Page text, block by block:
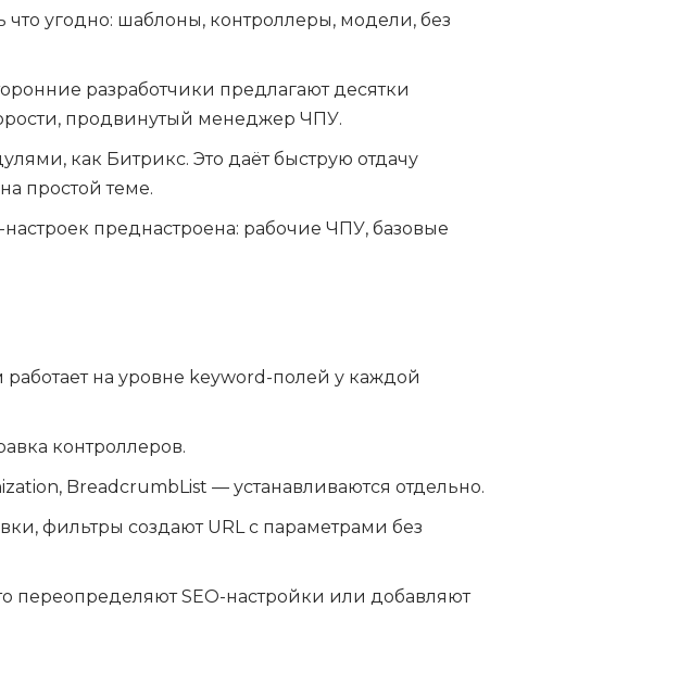
угодно: шаблоны, контроллеры, модели, без
разработчики предлагают десятки
продвинутый менеджер ЧПУ.
как Битрикс. Это даёт быструю отдачу
простой теме.
преднастроена: рабочие ЧПУ, базовые
на уровне keyword-полей у каждой
контроллеров.
BreadcrumbList — устанавливаются отдельно.
фильтры создают URL с параметрами без
переопределяют SEO-настройки или добавляют